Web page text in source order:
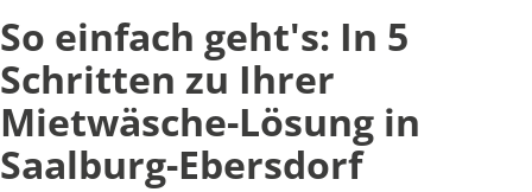
So einfach geht's: In 5
Schritten zu Ihrer
Mietwäsche-Lösung in
Saalburg-Ebersdorf